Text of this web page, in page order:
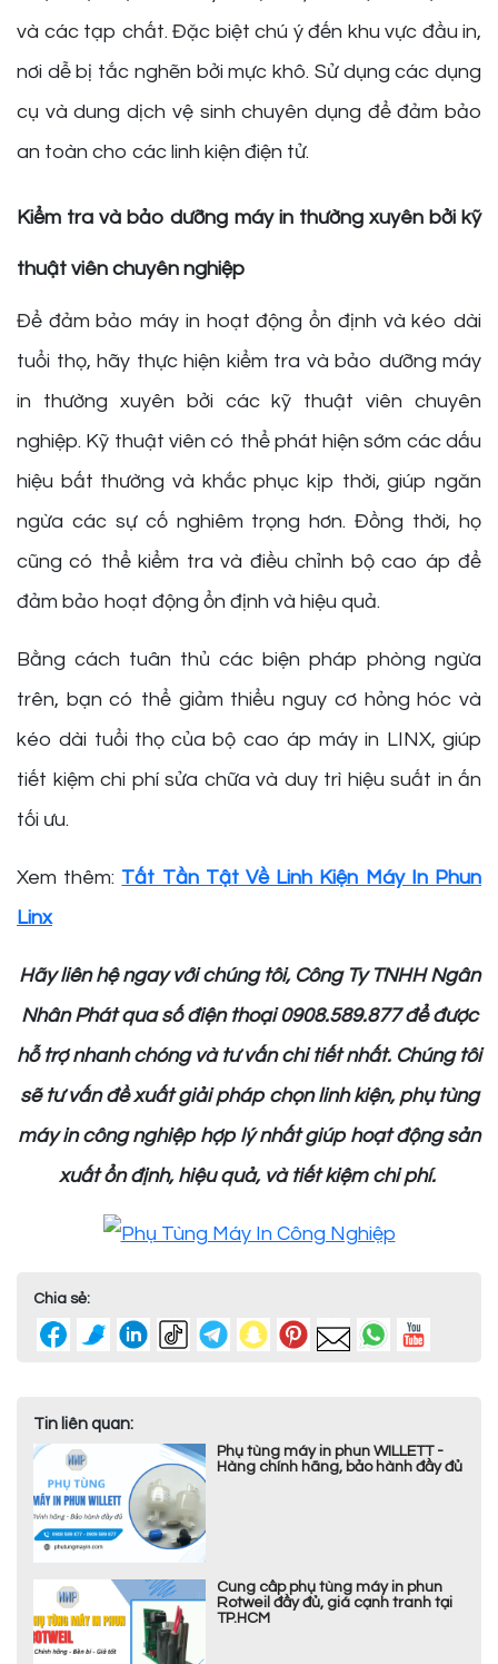
và các tạp chất. Đặc biệt chú ý đến khu vực đầu in,
nơi dễ bị tắc nghẽn bởi mực khô. Sử dụng các dụng
cụ và dung dịch vệ sinh chuyên dụng để đảm bảo
an toàn cho các linh kiện điện tử.
Kiểm tra và bảo dưỡng máy in thường xuyên bởi kỹ
thuật viên chuyên nghiệp
Để đảm bảo máy in hoạt động ổn định và kéo dài
tuổi thọ, hãy thực hiện kiểm tra và bảo dưỡng máy
in thường xuyên bởi các kỹ thuật viên chuyên
nghiệp. Kỹ thuật viên có thể phát hiện sớm các dấu
hiệu bất thường và khắc phục kịp thời, giúp ngăn
ngừa các sự cố nghiêm trọng hơn. Đồng thời, họ
cũng có thể kiểm tra và điều chỉnh bộ cao áp để
đảm bảo hoạt động ổn định và hiệu quả.
Bằng cách tuân thủ các biện pháp phòng ngừa
trên, bạn có thể giảm thiểu nguy cơ hỏng hóc và
kéo dài tuổi thọ của bộ cao áp máy in LINX, giúp
tiết kiệm chi phí sửa chữa và duy trì hiệu suất in ấn
tối ưu.
Xem thêm: Tất Tần Tật Về Linh Kiện Máy In Phun
Linx
Hãy liên hệ ngay với chúng tôi, Công Ty TNHH Ngân
Nhân Phát qua số điện thoại 0908.589.877 để được
hỗ trợ nhanh chóng và tư vấn chi tiết nhất. Chúng tôi
sẽ tư vấn đề xuất giải pháp chọn linh kiện, phụ tùng
máy in công nghiệp hợp lý nhất giúp hoạt động sản
xuất ổn định, hiệu quả, và tiết kiệm chi phí.
Chia sẻ:
Tin liên quan:
Phụ tùng máy in phun WILLETT -
Hàng chính hãng, bảo hành đầy đủ
Cung cấp phụ tùng máy in phun
Rotweil đầy đủ, giá cạnh tranh tại
TP.HCM